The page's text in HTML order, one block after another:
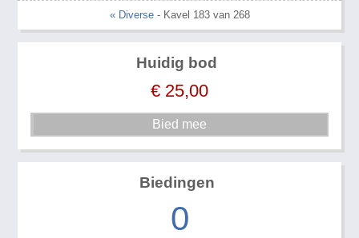
« Diverse- Kavel 183 van 268
Huidig bod
€ 25,00
Biedingen
0